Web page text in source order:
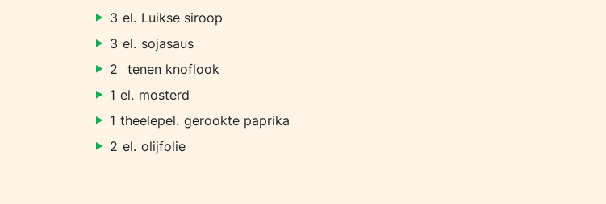
3 el. Luikse siroop
3 el. sojasaus
2 tenen knoflook
1 el. mosterd
1 theelepel. gerookte paprika
2 el. olijfolie